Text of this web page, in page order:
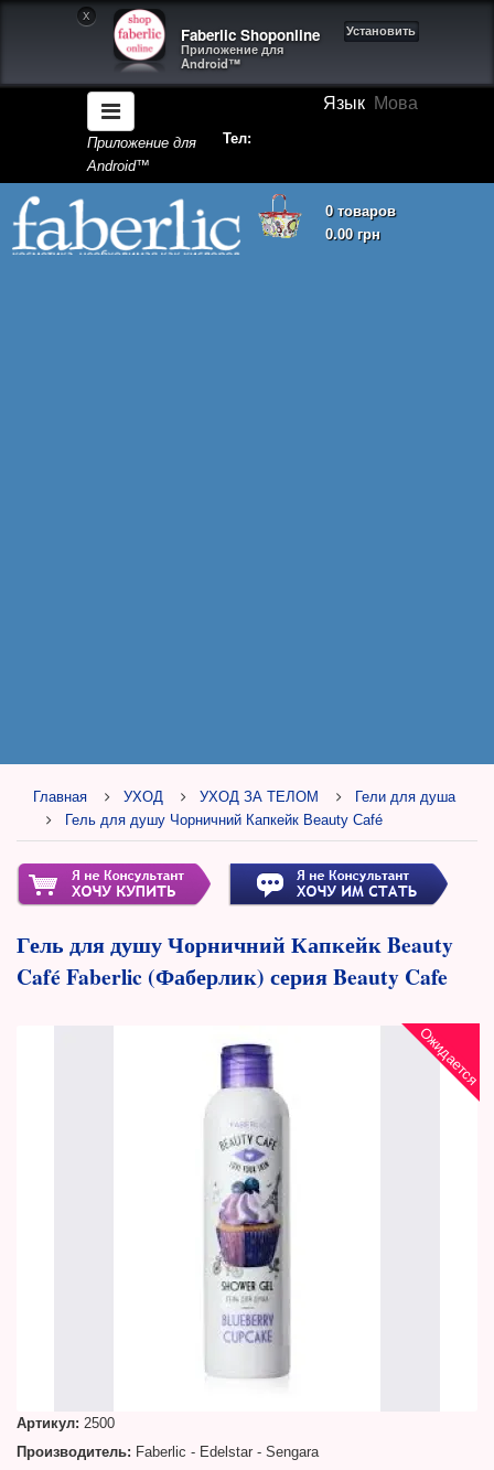
X
Faberlic Shoponline
Приложение для
Android™
Установить
Язык Мова
Приложение для
Android™
Тел:
0 товаров
0.00 грн
Корзина покупок пуста!
Главная УХОД УХОД ЗА ТЕЛОМ
Гели для душа
Гель для душу Чорничний Капкейк Beauty Café
Гель для душу Чорничний Капкейк Beauty
Café Faberlic (Фаберлик) серия Beauty Cafe
Ожидается
Артикул: 2500
Производитель: Faberlic - Edelstar - Sengara